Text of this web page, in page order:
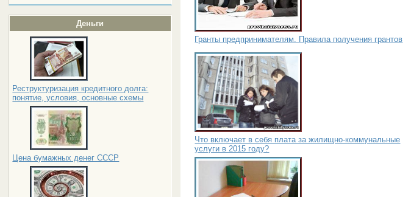
Деньги
Реструктуризация кредитного долга:
понятие, условия, основные схемы
Цена бумажных денег СССР
Гранты предпринимателям. Правила получения грантов
Что включает в себя плата за жилищно-коммунальные
услуги в 2015 году?